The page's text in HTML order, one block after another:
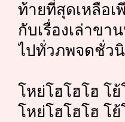
ท้ายที่สุดเหลือเ
กับเรื่องเล่าขา
ไปทั่วภพจดชั่ว
โหย่โฮโฮโฮ โ
โหย่โฮโฮโฮ โ